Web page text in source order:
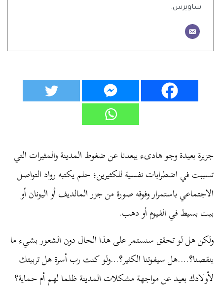
ساويرس.
جزيرة بعيدة وجو هادىء يبعدنا عن ضغوط المدينة والمثيرات التي
تسببت في اضطرابات نفسية للكثيرين؛ حلم يكتبه رواد التواصل
الاجتماعي باستمرار وفوقه صورة من جزر المالديف أو اليونان أو
بيت بسيط في الفيوم أو دهب.
ولكن هل لو تحقق سنستمر على هذا الحال دون الشعور بشيء ما
ينقصنا؟….هل سيفوتنا الكثير؟…ولو كنت رب أسرة هل تربيتك
لأولادك بعيد عن مواجهة مشكلات المدينة ظلما لهم أم حماية؟